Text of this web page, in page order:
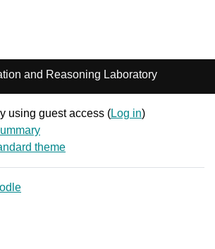
and Reasoning Laboratory
using guest access (Log in)
theme